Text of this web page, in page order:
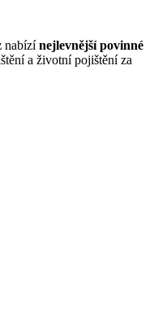
nabízínejlevnější povinné
a životní pojištění za